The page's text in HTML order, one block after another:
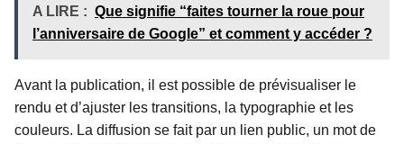
A LIRE : Que signifie “faites tourner la roue pour
l’anniversaire de Google” et comment y accéder ?
Avant la publication, il est possible de prévisualiser le
rendu et d’ajuster les transitions, la typographie et les
couleurs. La diffusion se fait par un lien public, un mot de